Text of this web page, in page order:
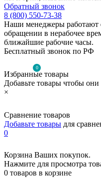
Обратный звонок
8 (800) 550-73-38
Наши менеджеры работают
обращении в нерабочее
ближайшие рабочие часы.
Бесплатный звонок по РФ
0
Избранные товары
Добавьте товары чтобы
×
Сравнение товаров
Добавьте товары для
0
Корзина Ваших покупок.
Нажмите для просмотра
0 товаров в корзине